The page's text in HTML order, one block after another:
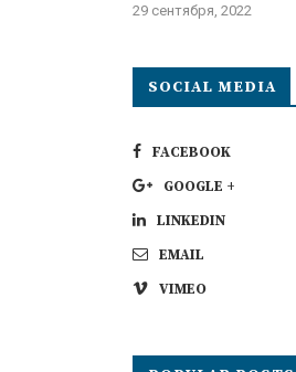
29 сентября, 2022
SOCIAL MEDIA
FACEBOOK
GOOGLE +
LINKEDIN
EMAIL
VIMEO